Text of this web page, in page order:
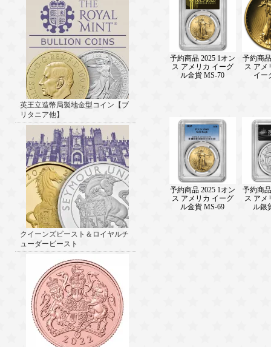
英王立造幣局製地金型コイン【ブ
リタニア他】
クイーンズビースト＆ロイヤルチ
ューダービースト
予約商品 2025 1オン
ス アメリカ イーグ
ル金貨 MS-70
予約商
ス アメ
イー
予約商品 2025 1オン
ス アメリカ イーグ
ル金貨 MS-69
予約商
ス アメ
ル銀